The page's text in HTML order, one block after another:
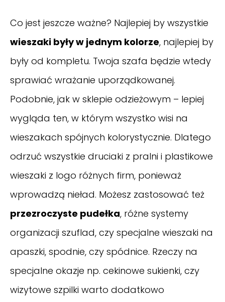
Co jest jeszcze ważne? Najlepiej by wszystkie
wieszaki były w jednym kolorze, najlepiej by
były od kompletu. Twoja szafa będzie wtedy
sprawiać wrażanie uporządkowanej.
Podobnie, jak w sklepie odzieżowym – lepiej
wygląda ten, w którym wszystko wisi na
wieszakach spójnych kolorystycznie. Dlatego
odrzuć wszystkie druciaki z pralni i plastikowe
wieszaki z logo różnych firm, ponieważ
wprowadzą nieład. Możesz zastosować też
przezroczyste pudełka, różne systemy
organizacji szuflad, czy specjalne wieszaki na
apaszki, spodnie, czy spódnice. Rzeczy na
specjalne okazje np. cekinowe sukienki, czy
wizytowe szpilki warto dodatkowo